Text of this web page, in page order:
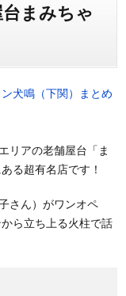
まみちゃ
犬鳴（下関）まとめ
リアの老舗屋台「ま
る超有名店です！
さん）がワンオペ
ら立ち上る火柱で話